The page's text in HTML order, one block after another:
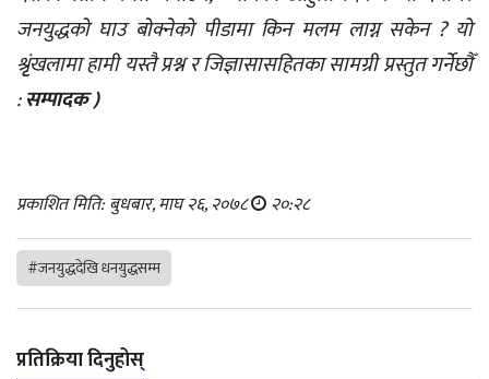
जनयुद्धको घाउ बोक्नेको पीडामा किन मलम लाग्न सकेन ? यो
श्रृृंखलामा हामी यस्तै प्रश्न र जिज्ञासासहितका सामग्री प्रस्तुत गर्नेछौँ
:सम्पादक )
प्रकाशित मिति: बुधबार, माघ २६, २०७८ २०:२८
#जनयुद्धदेखि धनयुद्धसम्म
प्रतिक्रिया दिनुहोस्